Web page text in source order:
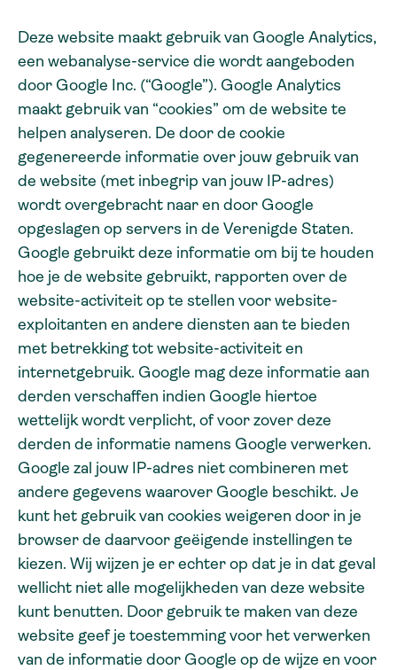
Deze website maakt gebruik van Google Analytics,
een webanalyse-service die wordt aangeboden
door Google Inc. (“Google”). Google Analytics
maakt gebruik van “cookies” om de website te
helpen analyseren. De door de cookie
gegenereerde informatie over jouw gebruik van
de website (met inbegrip van jouw IP-adres)
wordt overgebracht naar en door Google
opgeslagen op servers in de Verenigde Staten.
Google gebruikt deze informatie om bij te houden
hoe je de website gebruikt, rapporten over de
website-activiteit op te stellen voor website-
exploitanten en andere diensten aan te bieden
met betrekking tot website-activiteit en
internetgebruik. Google mag deze informatie aan
derden verschaffen indien Google hiertoe
wettelijk wordt verplicht, of voor zover deze
derden de informatie namens Google verwerken.
Google zal jouw IP-adres niet combineren met
andere gegevens waarover Google beschikt. Je
kunt het gebruik van cookies weigeren door in je
browser de daarvoor geëigende instellingen te
kiezen. Wij wijzen je er echter op dat je in dat geval
wellicht niet alle mogelijkheden van deze website
kunt benutten. Door gebruik te maken van deze
website geef je toestemming voor het verwerken
van de informatie door Google op de wijze en voor